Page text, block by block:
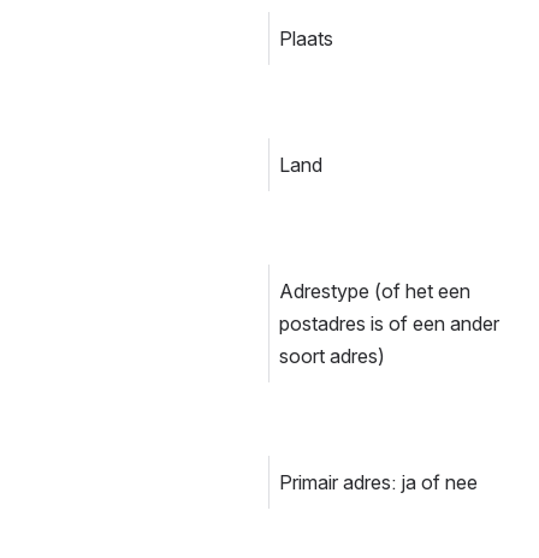
Plaats
Land
Adrestype (of het een
postadres is of een ander
soort adres)
Primair adres: ja of nee